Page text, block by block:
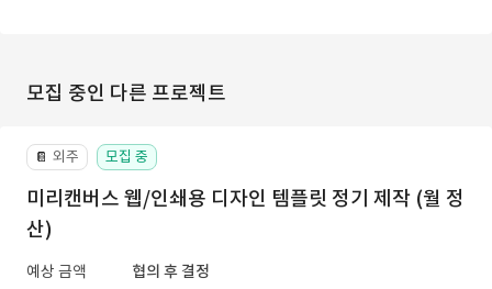
모집 중인 다른 프로젝트
📔 외주 모집 중
미리캔버스 웹/인쇄용 디자인 템플릿 정기 제작 (월 정
산)
예상 금액
협의 후 결정